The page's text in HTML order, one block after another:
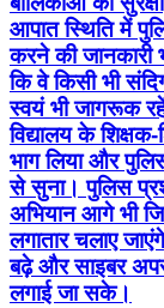
आपात स्थिति में
करने की जानकारी
कि वे किसी भी
स्वयं भी जागरूक
विद्यालय के
भाग लिया और पुलिस
से सुना। पुलिस
अभियान आगे भी
लगातार चलाए
बढ़े और साइबर
लगाई जा सके।